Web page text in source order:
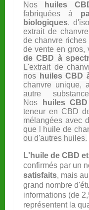
Nos huiles
fabriquées à
biologiques,
extrait de
de chanvre
de vente en gros,
de CBD à
L'extrait de
nos huiles CBD
chanvre unique,
autre
Nos
huiles
teneur en CBD
mélangées avec
que l huile de
ou d'autres huiles.
L'huile de CBD
confirmés par un
satisfaits, mais
grand nombre
informations (de
représentent la